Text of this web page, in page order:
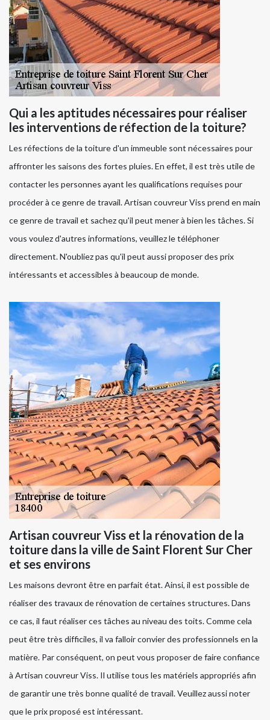
Qui a les aptitudes nécessaires pour réaliser
les interventions de réfection de la toiture?
Les réfections de la toiture d'un immeuble sont nécessaires pour
affronter les saisons des fortes pluies. En effet, il est très utile de
contacter les personnes ayant les qualifications requises pour
procéder à ce genre de travail. Artisan couvreur Viss prend en main
ce genre de travail et sachez qu'il peut mener à bien les tâches. Si
vous voulez d'autres informations, veuillez le téléphoner
directement. N'oubliez pas qu'il peut aussi proposer des prix
intéressants et accessibles à beaucoup de monde.
Artisan couvreur Viss et la rénovation de la
toiture dans la ville de Saint Florent Sur Cher
et ses environs
Les maisons devront être en parfait état. Ainsi, il est possible de
réaliser des travaux de rénovation de certaines structures. Dans
ce cas, il faut réaliser ces tâches au niveau des toits. Comme cela
peut être très difficiles, il va falloir convier des professionnels en la
matière. Par conséquent, on peut vous proposer de faire confiance
à Artisan couvreur Viss. Il utilise tous les matériels appropriés afin
de garantir une très bonne qualité de travail. Veuillez aussi noter
que le prix proposé est intéressant.